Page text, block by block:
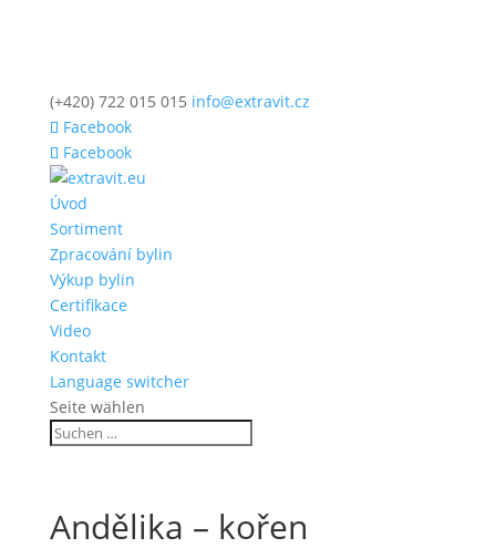
(+420) 722 015 015 info@extravit.cz
Facebook
Facebook
Úvod
Sortiment
Zpracování bylin
Výkup bylin
Certifikace
Video
Kontakt
Language switcher
Seite wählen
Andělika – kořen